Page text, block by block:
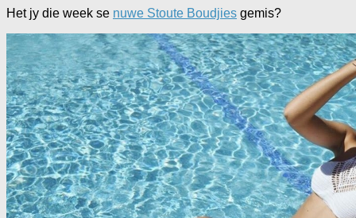
Het jy die week se nuwe Stoute Boudjies gemis?